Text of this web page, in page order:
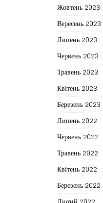
Жовтень 2023
Вересень 2023
Липень 2023
Червень 2023
Травень 2023
Квітень 2023
Березень 2023
Липень 2022
Червень 2022
Травень 2022
Квітень 2022
Березень 2022